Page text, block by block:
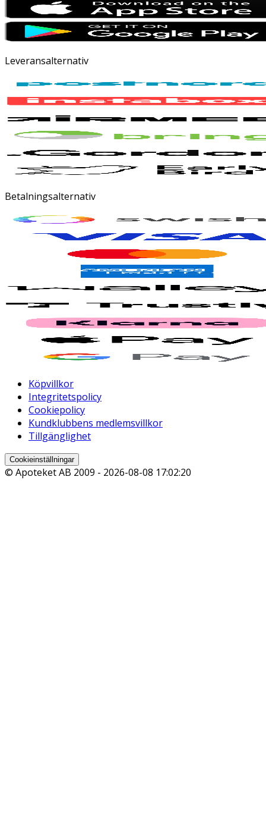
Leveransalternativ
Betalningsalternativ
Köpvillkor
Integritetspolicy
Cookiepolicy
Kundklubbens medlemsvillkor
Tillgänglighet
Cookieinställningar
© Apoteket AB 2009 - 2026-08-08 17:02:20